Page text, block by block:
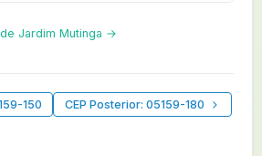
Jardim Mutinga →
150 CEP Posterior: 05159-180